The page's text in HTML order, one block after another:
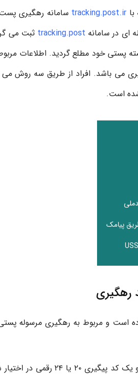
tracking.post.ir سامانه رهگیری
ای در سامانه tracking.post ثبت می
می باشد. افراد از طریق سه روش می
شده است.
پیامک
رهگیری
و مربوط به رهگیری مرسوله پستی
اگر از هر جایی خرید اینترنتی کرده